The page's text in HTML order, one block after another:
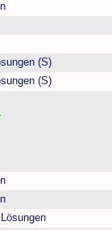
(S)
(S)